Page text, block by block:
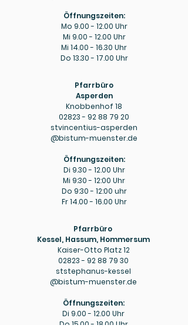
Öffnungszeiten:
Mo 9.00 - 12.00 Uhr
Mi 9.00 - 12.00 Uhr
Mi 14.00 - 16.30 Uhr
Do 13.30 - 17.00 Uhr
Pfarrbüro
Asperden
Knobbenhof 18
02823 - 92 88 79 20
stvincentius-asperden
@bistum-muenster.de
Öffnungszeiten:
Di 9.30 - 12.00 Uhr
Mi 9:30 - 12:00 Uhr
Do 9:30 - 12:00 uhr
Fr14.00 - 16.00 Uhr
Pfarrbüro
Kessel, Hassum, Hommersum
Kaiser-Otto Platz 12
02823 - 92 88 79 30
ststephanus-kessel
@bistum-muenster.de
Öffnungszeiten:
Di 9.00 - 12.00 Uhr
Do 15.00 - 18.00 Uhr